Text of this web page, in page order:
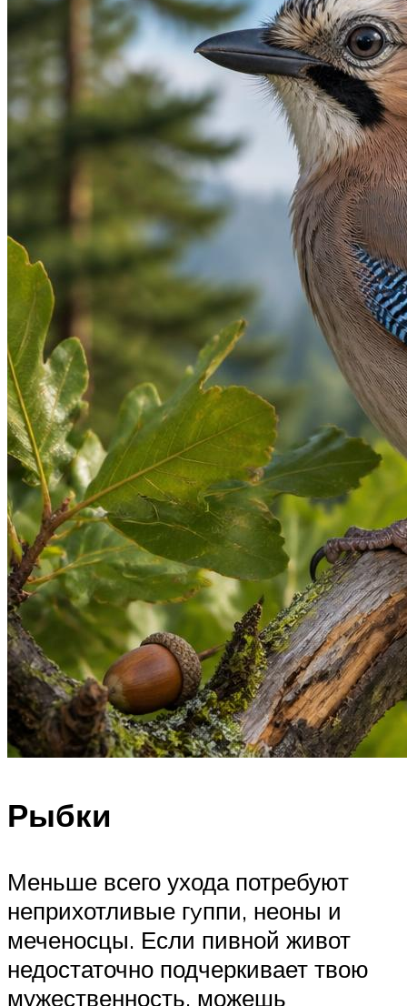
Рыбки
Меньше всего ухода потребуют
неприхотливые гyппи, неоны и
меченосцы. Если пивной живот
недостаточно подчеркивает твою
мужественность, можешь